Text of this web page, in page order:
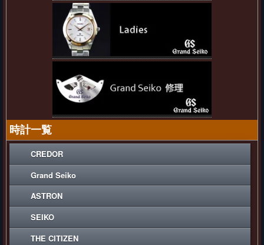
時計一覧
CREDOR
Grand Seiko
ASTRON
SEIKO
THE CITIZEN